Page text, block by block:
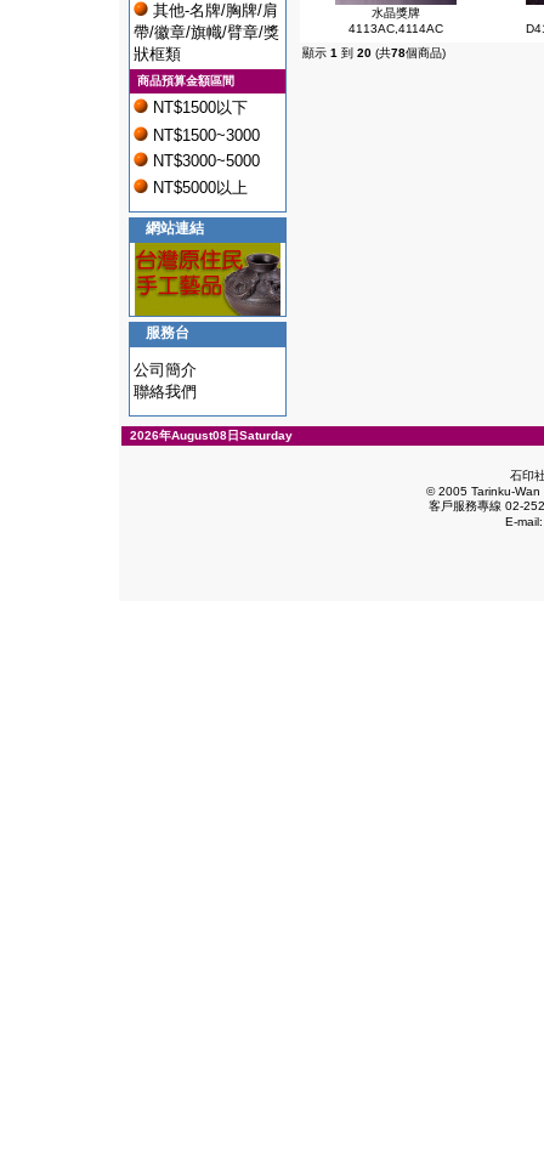
其他-名牌/胸牌/肩
帶/徽章/旗幟/臂章/獎
狀框類
商品預算金額區間
NT$1500以下
NT$1500~3000
NT$3000~5000
NT$5000以上
網站連結
服務台
公司簡介
聯絡我們
水晶獎牌
4113AC,4114AC
顯示 1 到 20(共78個商品)
2026年August08日Saturday
石印
© 2005 Tarinku-Wan
客戶服務專線 02-
E-